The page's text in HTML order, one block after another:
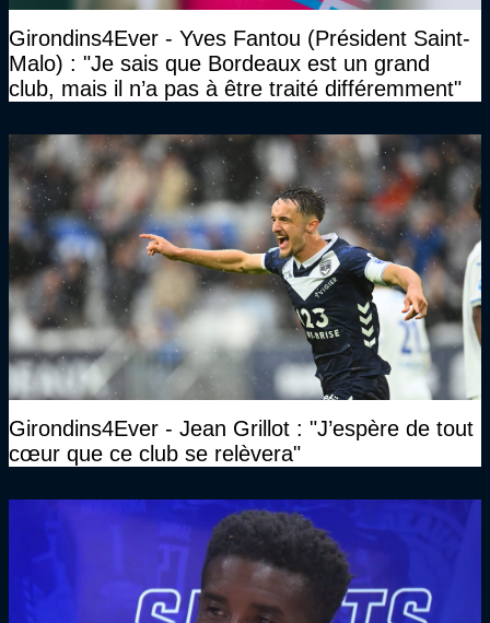
Girondins4Ever - Yves Fantou (Président Saint-
Malo) : "Je sais que Bordeaux est un grand
club, mais il n’a pas à être traité différemment"
Girondins4Ever - Jean Grillot : "J’espère de tout
cœur que ce club se relèvera"